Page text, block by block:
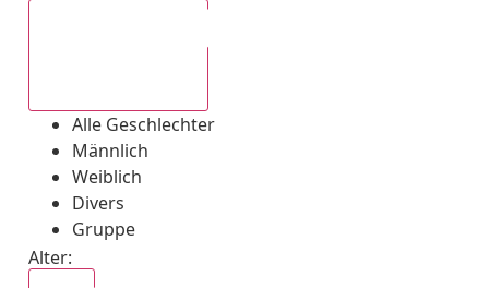
Alle Geschlechter
Männlich
Weiblich
Divers
Gruppe
Alter: